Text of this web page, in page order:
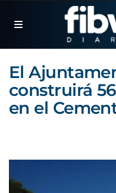
El
construirá
en el